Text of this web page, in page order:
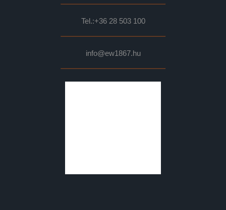
Tel.:+36 28 503 100
info@ew1867.hu